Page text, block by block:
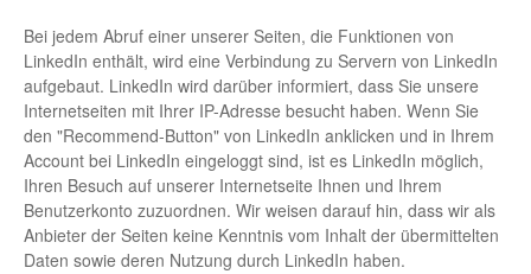
Bei jedem Abruf einer unserer Seiten, die Funktionen von
LinkedIn enthält, wird eine Verbindung zu Servern von LinkedIn
aufgebaut. LinkedIn wird darüber informiert, dass Sie unsere
Internetseiten mit Ihrer IP-Adresse besucht haben. Wenn Sie
den "Recommend-Button" von LinkedIn anklicken und in Ihrem
Account bei LinkedIn eingeloggt sind, ist es LinkedIn möglich,
Ihren Besuch auf unserer Internetseite Ihnen und Ihrem
Benutzerkonto zuzuordnen. Wir weisen darauf hin, dass wir als
Anbieter der Seiten keine Kenntnis vom Inhalt der übermittelten
Daten sowie deren Nutzung durch LinkedIn haben.